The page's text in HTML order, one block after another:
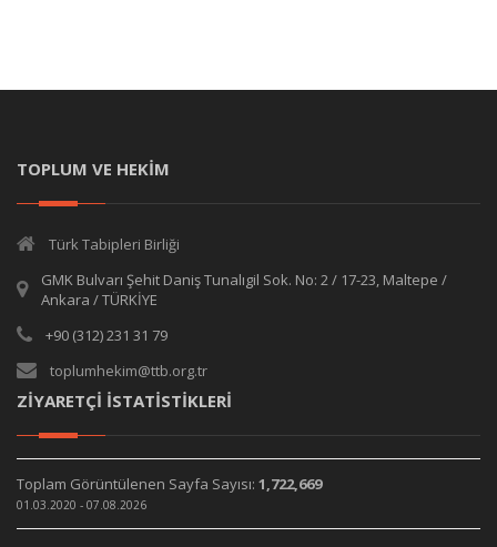
TOPLUM VE HEKİM
Türk Tabipleri Birliği
GMK Bulvarı Şehit Daniş Tunalıgil Sok. No: 2 / 17-23, Maltepe /
Ankara / TÜRKİYE
+90 (312) 231 31 79
toplumhekim@ttb.org.tr
ZİYARETÇİ İSTATİSTİKLERİ
Toplam Görüntülenen Sayfa Sayısı: 1,722,669
01.03.2020 - 07.08.2026